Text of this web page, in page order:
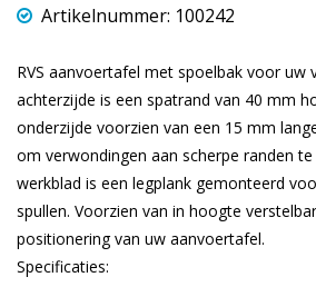
Artikelnummer: 100242
RVS aanvoertafel met spoelbak voor uw
achterzijde is een spatrand van 40 mm
onderzijde voorzien van een 15 mm
om verwondingen aan scherpe randen
werkblad is een legplank gemonteerd
spullen. Voorzien van in hoogte
positionering van uw aanvoertafel.
Specificaties: